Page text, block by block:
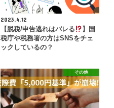
2023.4.12
【脱税/申告逃れはバレる
】国
税庁や税務署の方はSNSをチェ
ックしているの？
その他